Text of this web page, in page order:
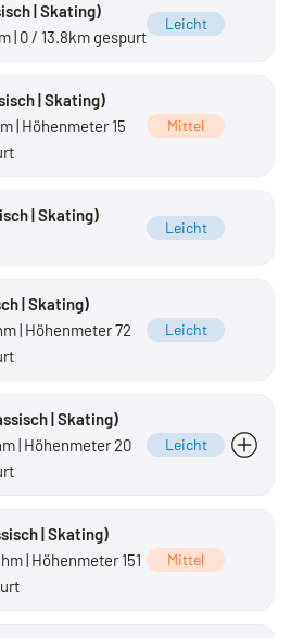
| Skating)
| 0 / 13.8km gespurt
Leicht
| Skating)
| Höhenmeter 15
Mittel
| Skating)
Leicht
| Skating)
| Höhenmeter 72
Leicht
| Skating)
| Höhenmeter 20
Leicht
| Skating)
| Höhenmeter 151
Mittel